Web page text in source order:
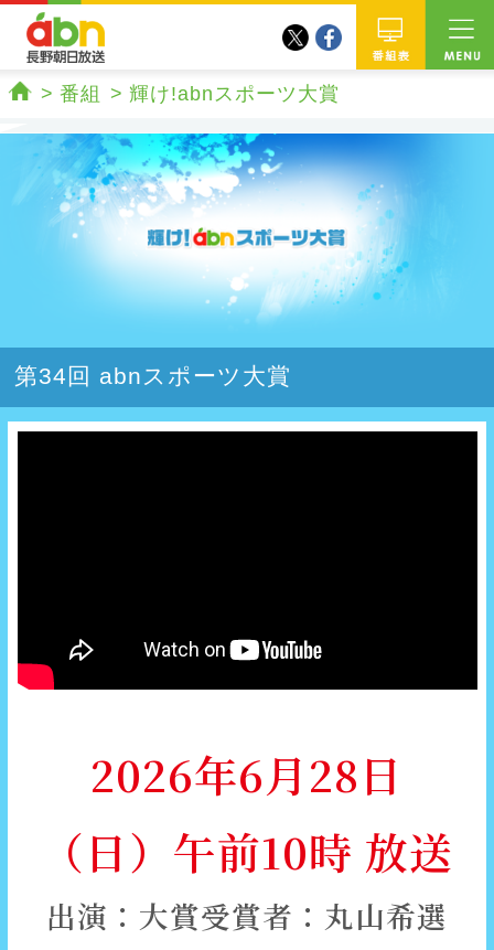
twitterfacebook
番組 輝け!abnスポーツ大賞
第34回 abnスポーツ大賞
2026年6月28日
（日）午前10時 放送
出演：大賞受賞者：丸山希選